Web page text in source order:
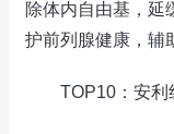
除体内自由基，延
护前列腺健康，辅
TOP10：安利